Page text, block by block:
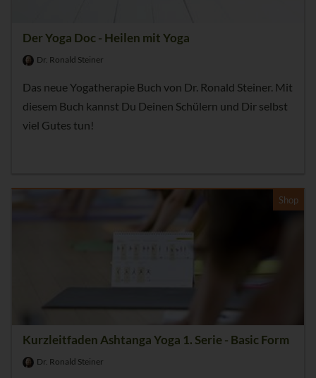
Der Yoga Doc - Heilen mit Yoga
Dr. Ronald Steiner
Das neue Yogatherapie Buch von Dr. Ronald Steiner. Mit
diesem Buch kannst Du Deinen Schülern und Dir selbst
viel Gutes tun!
Shop
Kurzleitfaden Ashtanga Yoga 1. Serie - Basic Form
Dr. Ronald Steiner